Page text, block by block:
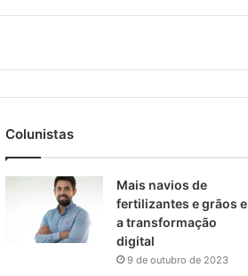
Colunistas
Mais navios de
fertilizantes e grãos e
a transformação
digital
9 de outubro de 2023